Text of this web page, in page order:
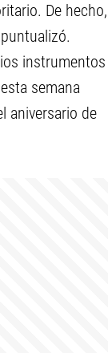
De hecho,
instrumentos
semana
aniversario de